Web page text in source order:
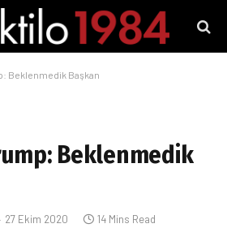
Beklenmedik Başkan
Beklenmedik
27 Ekim 2020 14 Mins Read